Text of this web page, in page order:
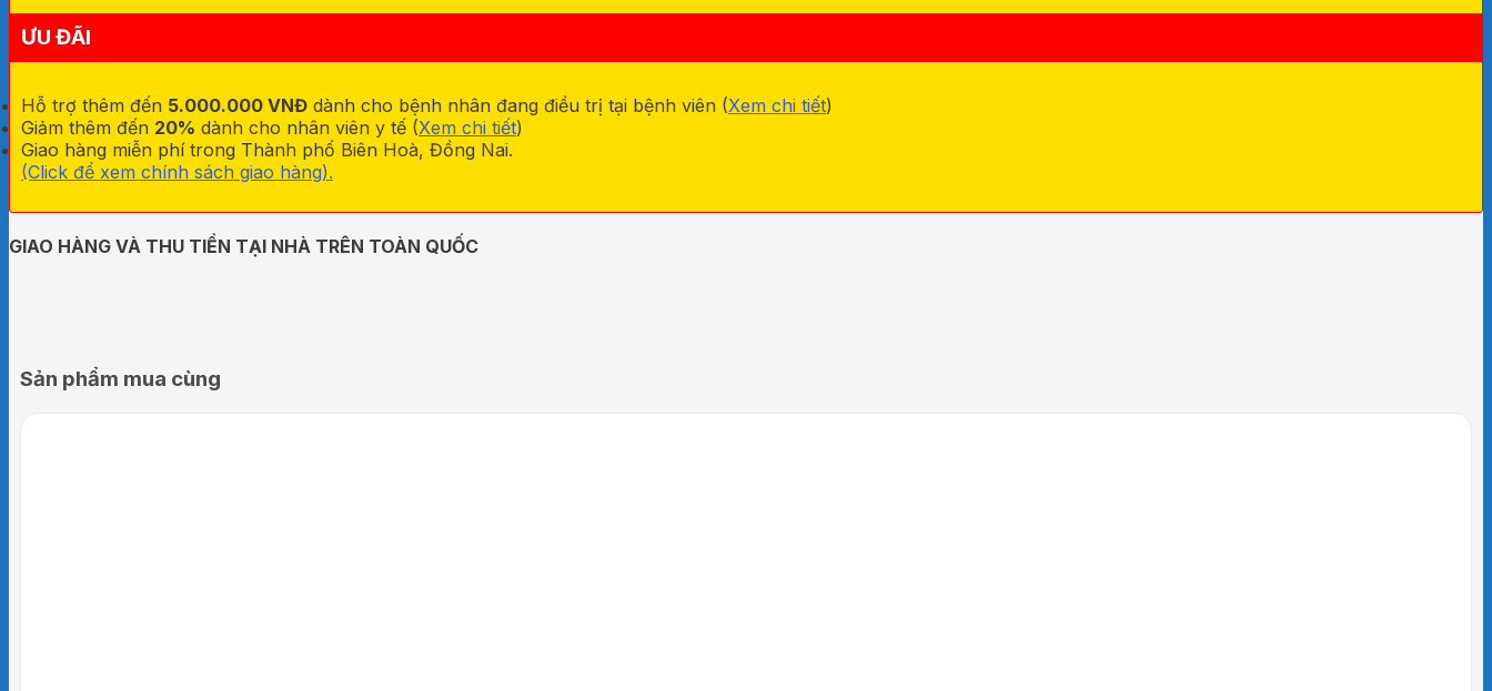
số
lượng
ƯU ĐÃI
Hỗ trợ thêm đến 5.000.000 VNĐ dành cho bệnh nhân đang điều trị tại bệnh viên (Xem chi tiết)
Giảm thêm đến 20% dành cho nhân viên y tế (Xem chi tiết)
Giao hàng miễn phí trong Thành phố Biên Hoà, Đồng Nai.
(Click để xem chính sách giao hàng).
GIAO HÀNG VÀ THU TIỀN TẠI NHÀ TRÊN TOÀN QUỐC
Sản phẩm mua cùng